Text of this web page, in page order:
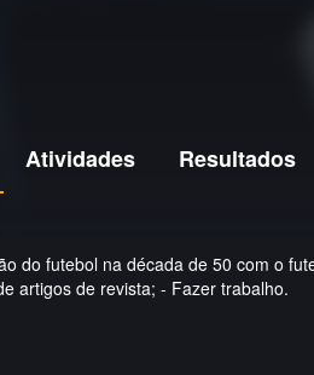
Atividades Resultados
do futebol na década de 50 com o
artigos de revista; - Fazer trabalho.